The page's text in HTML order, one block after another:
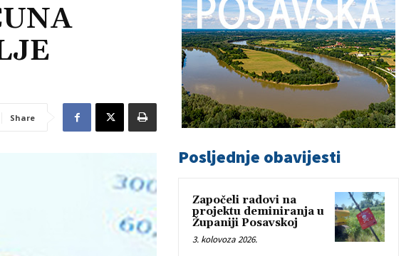
Share
Posljednje obavijesti
Započeli radovi na
projektu deminiranja u
Županiji Posavskoj
3. kolovoza 2026.